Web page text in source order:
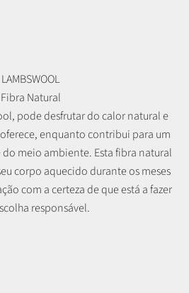
LAMBSWOOL
Fibra Natural
pode desfrutar do calor natural e
enquanto contribui para um
meio ambiente. Esta fibra natural
corpo aquecido durante os meses
com a certeza de que está a fazer
responsável.